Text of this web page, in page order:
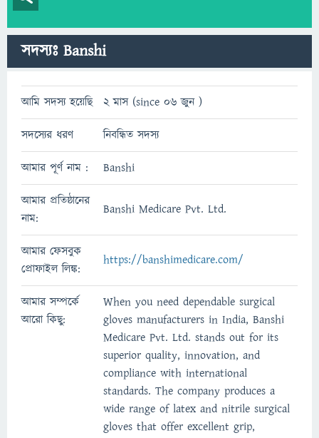
সদস্যঃ Banshi
আমি সদস্য হয়েছি 2 মাস (since 06 জুন )
সদস্যের ধরণ নিবন্ধিত সদস্য
আমার পূর্ণ নাম : Banshi
আমার প্রতিষ্ঠানের
নাম:
Banshi Medicare Pvt. Ltd.
আমার ফেসবুক
প্রোফাইল লিঙ্ক:
https://banshimedicare.com/
আমার সম্পর্কে
আরো কিছু:
When you need dependable surgical
gloves manufacturers in India, Banshi
Medicare Pvt. Ltd. stands out for its
superior quality, innovation, and
compliance with international
standards. The company produces a
wide range of latex and nitrile surgical
gloves that offer excellent grip,